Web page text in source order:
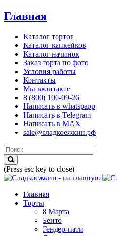
Главная
Каталог тортов
Каталог капкейков
Каталог начинок
Заказ торта по фото
Условия работы
Контакты
Мы вконтакте
8 (800) 100-09-26
Написать в whatspapp
Написать в Telegram
Написать в MAX
sale@сладкоежкин.рф
(Press esc key to close)
Главная
Торты
8 Марта
Бенто
Гендер-пати